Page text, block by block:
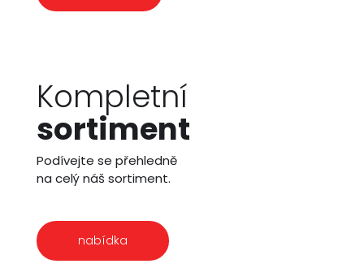
Kompletní
sortiment
Podívejte se přehledně
na celý náš sortiment.
nabídka